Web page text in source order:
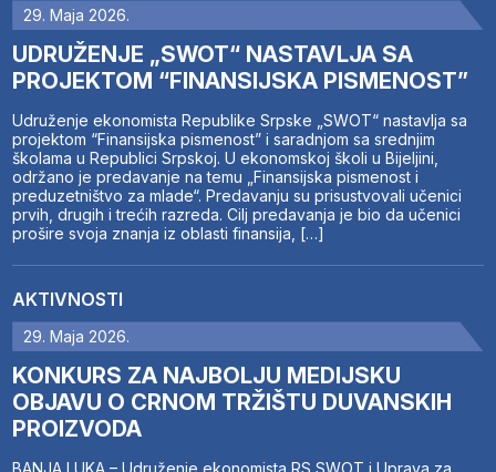
29. Maja 2026.
UDRUŽENJE „SWOT“ NASTAVLJA SA
PROJEKTOM “FINANSIJSKA PISMENOST”
Udruženje ekonomista Republike Srpske „SWOT“ nastavlja sa
projektom “Finansijska pismenost” i saradnjom sa srednjim
školama u Republici Srpskoj. U ekonomskoj školi u Bijeljini,
održano je predavanje na temu „Finansijska pismenost i
preduzetništvo za mlade“. Predavanju su prisustvovali učenici
prvih, drugih i trećih razreda. Cilj predavanja je bio da učenici
prošire svoja znanja iz oblasti finansija, […]
AKTIVNOSTI
29. Maja 2026.
KONKURS ZA NAJBOLJU MEDIJSKU
OBJAVU O CRNOM TRŽIŠTU DUVANSKIH
PROIZVODA